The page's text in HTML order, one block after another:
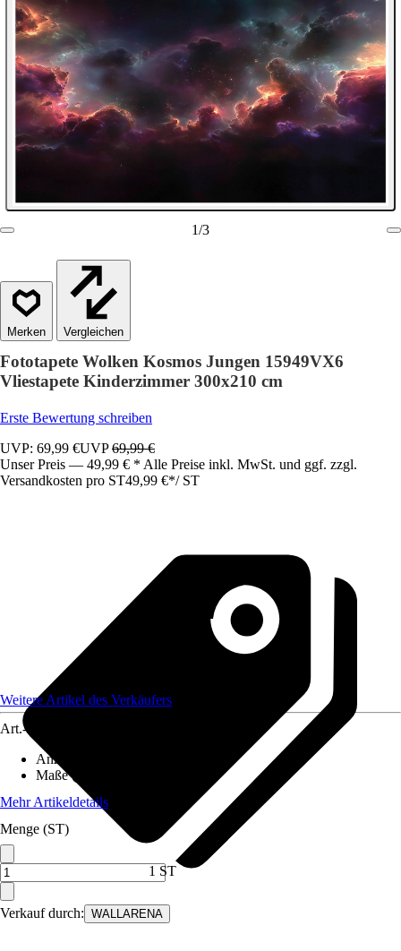
1/3
Vergleichen
Fototapete Wolken Kosmos Jungen 15949VX6
Vliestapete Kinderzimmer 300x210 cm
Erste Bewertung schreiben
UVP: 69,99 €UVP69,99 €
Unser Preis — 49,99 € * Alle Preise inkl. MwSt. und ggf. zzgl.
Versandkosten pro ST49,99 €*/ ST
Verkauf durch: WALLARENA
Weitere Artikel des Verkäufers
Art.-Nr.
Anzahl der Teile
Maße (BxH)
Mehr Artikeldetails
Menge (ST)
1 ST